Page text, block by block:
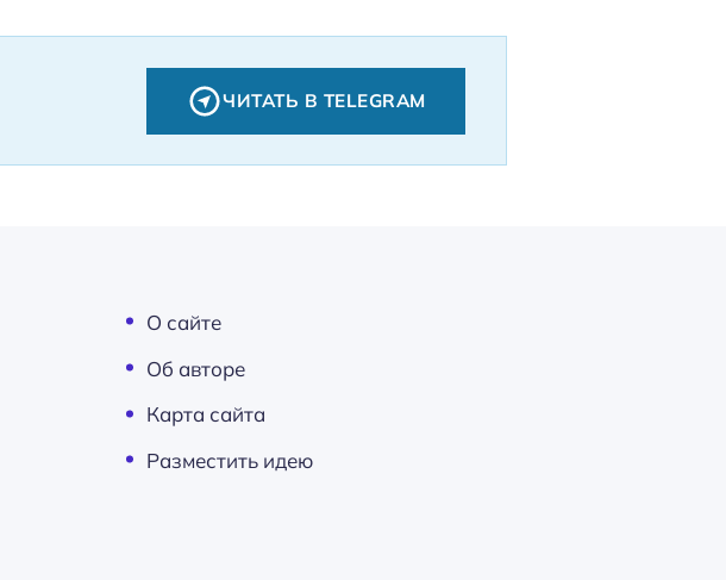
ЧИТАТЬ В TELEGRAM
О сайте
Об авторе
Карта сайта
Разместить идею